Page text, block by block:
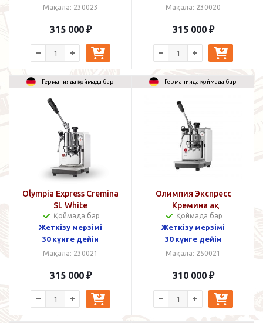
Мақала: 230023
315 000 ₽
Мақала: 230020
315 000 ₽
Германияда қоймада бар
Olympia Express Cremina
SL White
Қоймада бар
Жеткізу мерзімі
30 күнге дейін
Мақала: 230021
315 000 ₽
Германияда қоймада бар
Олимпия Экспресс
Кремина ақ
Қоймада бар
Жеткізу мерзімі
30 күнге дейін
Мақала: 250021
310 000 ₽